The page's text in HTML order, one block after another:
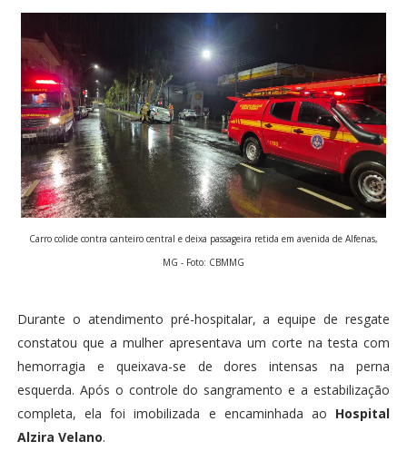
Carro colide contra canteiro central e deixa passageira retida em avenida de Alfenas,
MG - Foto: CBMMG
Durante o atendimento pré-hospitalar, a equipe de resgate
constatou que a mulher apresentava um corte na testa com
hemorragia e queixava-se de dores intensas na perna
esquerda. Após o controle do sangramento e a estabilização
completa, ela foi imobilizada e encaminhada ao Hospital
Alzira Velano.